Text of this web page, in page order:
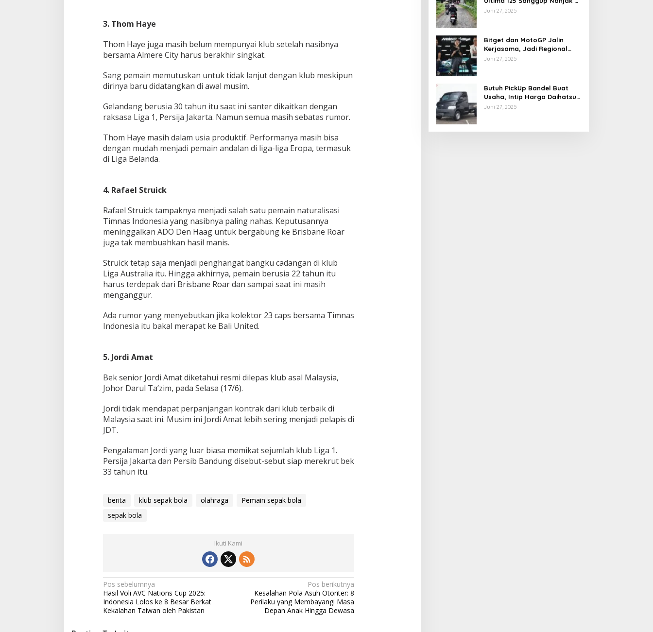
3. Thom Haye
Thom Haye juga masih belum mempunyai klub setelah nasibnya
bersama Almere City harus berakhir singkat.
Sang pemain memutuskan untuk tidak lanjut dengan klub meskipun
dirinya baru didatangkan di awal musim.
Gelandang berusia 30 tahun itu saat ini santer dikaitkan dengan
raksasa Liga 1, Persija Jakarta. Namun semua masih sebatas rumor.
Thom Haye masih dalam usia produktif. Performanya masih bisa
dengan mudah menjadi pemain andalan di liga-liga Eropa, termasuk
di Liga Belanda.
4. Rafael Struick
Rafael Struick tampaknya menjadi salah satu pemain naturalisasi
Timnas Indonesia yang nasibnya paling nahas. Keputusannya
meninggalkan ADO Den Haag untuk bergabung ke Brisbane Roar
juga tak membuahkan hasil manis.
Struick tetap saja menjadi penghangat bangku cadangan di klub
Liga Australia itu. Hingga akhirnya, pemain berusia 22 tahun itu
harus terdepak dari Brisbane Roar dan sampai saat ini masih
menganggur.
Ada rumor yang menyebutkan jika kolektor 23 caps bersama Timnas
Indonesia itu bakal merapat ke Bali United.
5. Jordi Amat
Bek senior Jordi Amat diketahui resmi dilepas klub asal Malaysia,
Johor Darul Ta’zim, pada Selasa (17/6).
Jordi tidak mendapat perpanjangan kontrak dari klub terbaik di
Malaysia saat ini. Musim ini Jordi Amat lebih sering menjadi pelapis di
JDT.
Pengalaman Jordi yang luar biasa memikat sejumlah klub Liga 1.
Persija Jakarta dan Persib Bandung disebut-sebut siap merekrut bek
33 tahun itu.
berita klub sepak bola olahraga
Pemain sepak bola
sepak bola
Ikuti Kami
N
a
v
i
Pos sebelumnya
Hasil Voli AVC Nations Cup 2025:
Indonesia Lolos ke 8 Besar Berkat
Kekalahan Taiwan oleh Pakistan
Pos berikutnya
Kesalahan Pola Asuh Otoriter: 8
Perilaku yang Membayangi Masa
Depan Anak Hingga Dewasa
TOL Khayangan via Krakalan?
Juni 27, 2025
Bitget dan MotoGP Jalin
Kerjasama, Jadi Regional
Partner MotoGP Mandalika
Juni 27, 2025
Butuh PickUp Bandel Buat
Usaha, Intip Harga Daihatsu
Gran Max Juni 2025
Juni 27, 2025